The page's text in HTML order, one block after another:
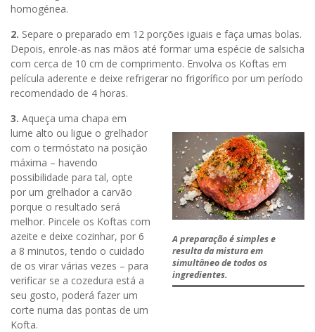
homogénea.
2. Separe o preparado em 12 porções iguais e faça umas bolas.
Depois, enrole-as nas mãos até formar uma espécie de salsicha
com cerca de 10 cm de comprimento. Envolva os Koftas em
película aderente e deixe refrigerar no frigorífico por um período
recomendado de 4 horas.
A preparação é simples e
resulta da mistura em
simultâneo de todos os
ingredientes.
3. Aqueça uma chapa em
lume alto ou ligue o grelhador
com o termóstato na posição
máxima – havendo
possibilidade para tal, opte
por um grelhador a carvão
porque o resultado será
melhor. Pincele os Koftas com
azeite e deixe cozinhar, por 6
a 8 minutos, tendo o cuidado
de os virar várias vezes – para
verificar se a cozedura está a
seu gosto, poderá fazer um
corte numa das pontas de um
Kofta.